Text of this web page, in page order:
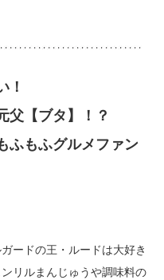
！
【ブタ】！？
ふもふグルメファン
ードの王・ルードは大好き
リルまんじゅうや調味料の